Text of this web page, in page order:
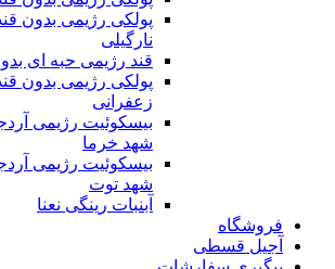
پولکی رژیمی بدون
نارگیلی
قند رژیمی حبه ای
پولکی رژیمی بدون
زعفرانی
بيسکوئيت رژیمی
شهد خرما
بيسکوئيت رژیمی
شهد توت
آبنبات رینگی نعنا
فروشگاه
آجیل قسطی